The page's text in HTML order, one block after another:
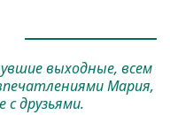
выходные, всем
Мария,
друзьями.